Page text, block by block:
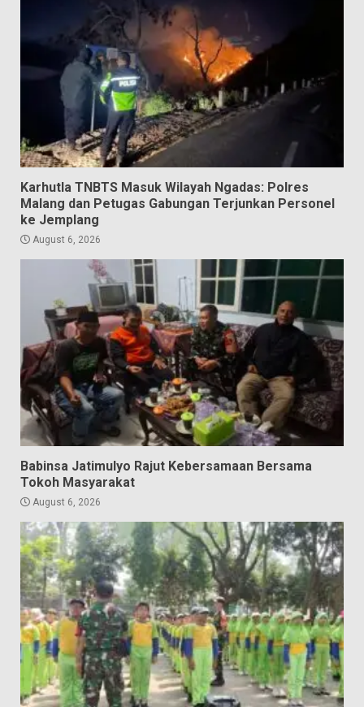
Karhutla TNBTS Masuk Wilayah Ngadas: Polres
Malang dan Petugas Gabungan Terjunkan Personel
ke Jemplang
August 6, 2026
Babinsa Jatimulyo Rajut Kebersamaan Bersama
Tokoh Masyarakat
August 6, 2026